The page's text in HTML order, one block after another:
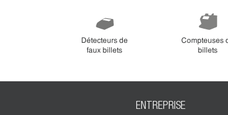
Détecteurs de
faux billets
Compteuses
billets
ENTREPRISE